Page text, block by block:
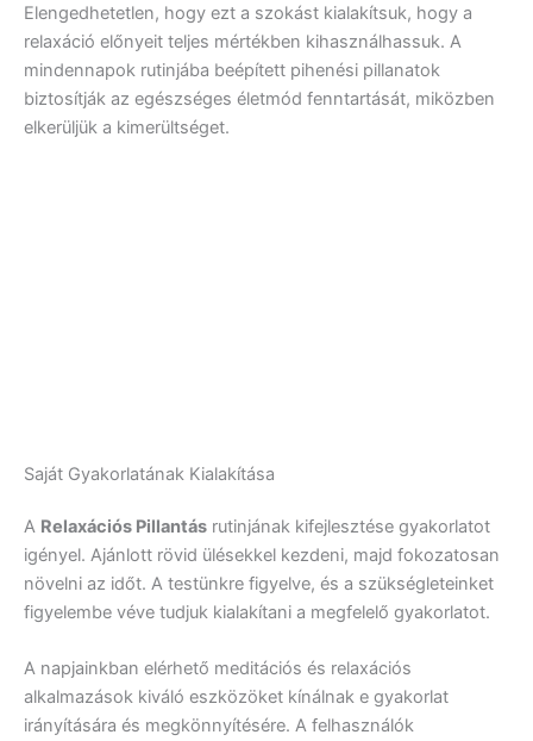
Elengedhetetlen, hogy ezt a szokást kialakítsuk, hogy a
relaxáció előnyeit teljes mértékben kihasználhassuk. A
mindennapok rutinjába beépített pihenési pillanatok
biztosítják az egészséges életmód fenntartását, miközben
elkerüljük a kimerültséget.
Saját Gyakorlatának Kialakítása
A Relaxációs Pillantás rutinjának kifejlesztése gyakorlatot
igényel. Ajánlott rövid ülésekkel kezdeni, majd fokozatosan
növelni az időt. A testünkre figyelve, és a szükségleteinket
figyelembe véve tudjuk kialakítani a megfelelő gyakorlatot.
A napjainkban elérhető meditációs és relaxációs
alkalmazások kiváló eszközöket kínálnak e gyakorlat
irányítására és megkönnyítésére. A felhasználók